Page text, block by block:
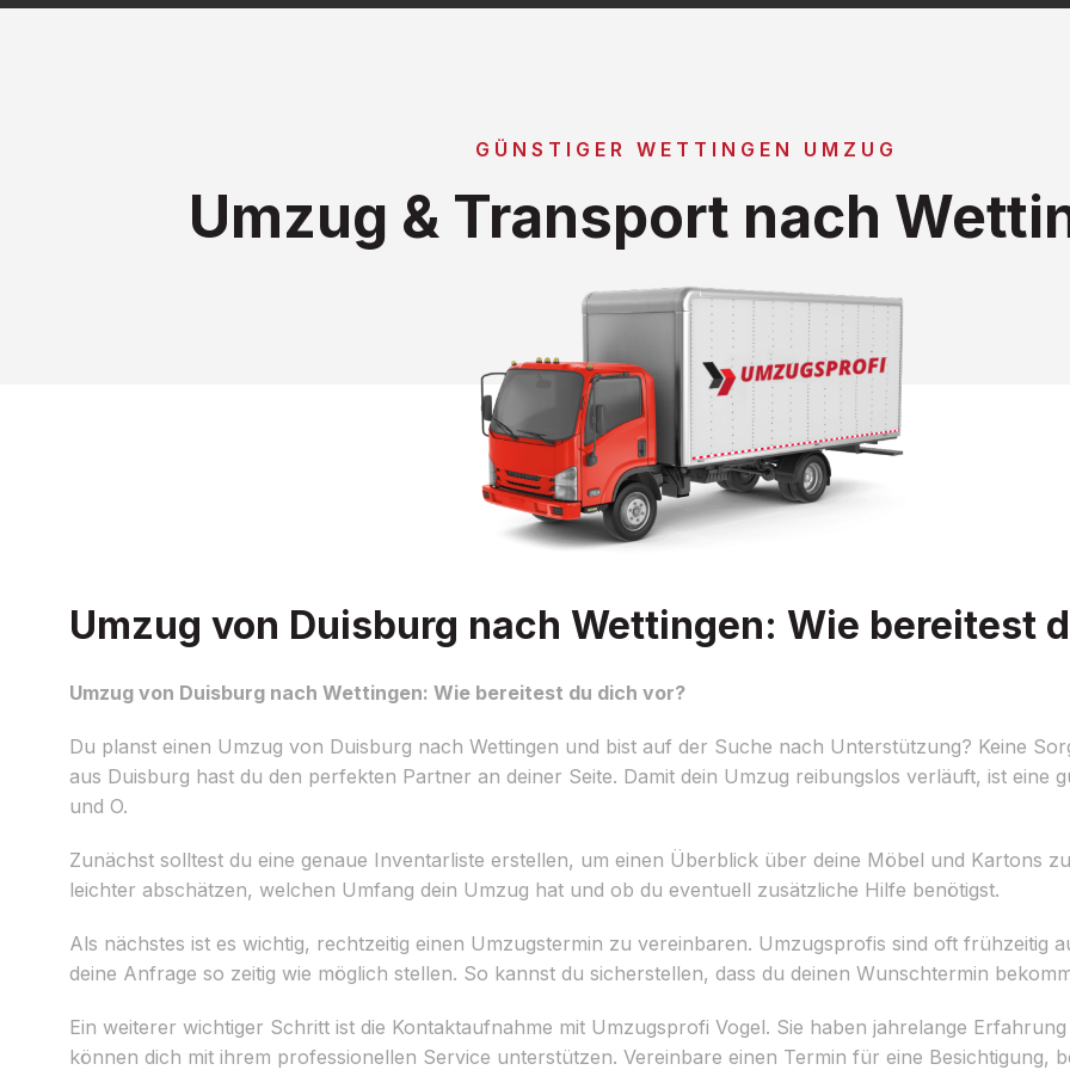
GÜNSTIGER WETTINGEN UMZUG
Umzug & Transport nach
Umzug von Duisburg nach Wettingen: Wie bereitest
Umzug von Duisburg nach Wettingen: Wie bereitest du dich vor?
Du planst einen Umzug von Duisburg nach Wettingen und bist auf der Suche nach Unterstützung? Keine
aus Duisburg hast du den perfekten Partner an deiner Seite. Damit dein Umzug reibungslos verläuft, ist eine
und O.
Zunächst solltest du eine genaue Inventarliste erstellen, um einen Überblick über deine Möbel und Kartons
leichter abschätzen, welchen Umfang dein Umzug hat und ob du eventuell zusätzliche Hilfe benötigst.
Als nächstes ist es wichtig, rechtzeitig einen Umzugstermin zu vereinbaren. Umzugsprofis sind oft frühzeitig
deine Anfrage so zeitig wie möglich stellen. So kannst du sicherstellen, dass du deinen Wunschtermin
Ein weiterer wichtiger Schritt ist die Kontaktaufnahme mit Umzugsprofi Vogel. Sie haben jahrelange
können dich mit ihrem professionellen Service unterstützen. Vereinbare einen Termin für eine Besichtigung,